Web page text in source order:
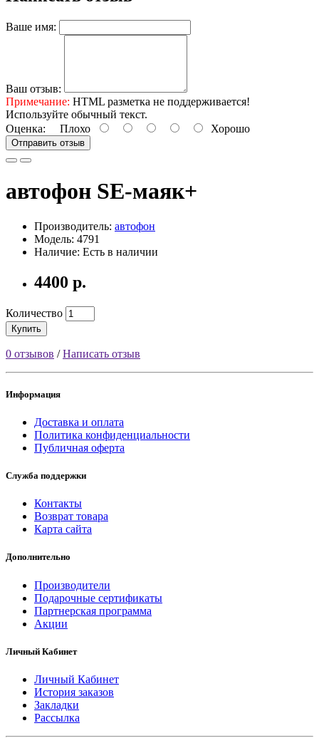
Ваше имя:
Ваш отзыв:
Примечание: HTML разметка не поддерживается!
Используйте обычный текст.
Оценка: Плохо Хорошо
Отправить отзыв
автофон SE-маяк+
Производитель: автофон
Модель: 4791
Наличие: Есть в наличии
4400 р.
Количество
Купить
0 отзывов /Написать отзыв
Информация
Доставка и оплата
Политика конфиденциальности
Публичная оферта
Служба поддержки
Контакты
Возврат товара
Карта сайта
Дополнительно
Производители
Подарочные сертификаты
Партнерская программа
Акции
Личный Кабинет
Личный Кабинет
История заказов
Закладки
Рассылка